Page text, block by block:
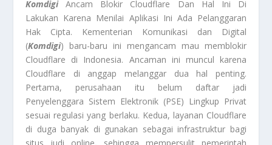
KomdigiAncam Blokir Cloudflare Dan Hal Ini Di
Lakukan Karena Menilai Aplikasi Ini Ada Pelanggaran
Hak Cipta. Kementerian Komunikasi dan Digital
(Komdigi) baru-baru ini mengancam mau memblokir
Cloudflare di Indonesia. Ancaman ini muncul karena
Cloudflare di anggap melanggar dua hal penting.
Pertama, perusahaan itu belum daftar jadi
Penyelenggara Sistem Elektronik (PSE) Lingkup Privat
sesuai regulasi yang berlaku. Kedua, layanan Cloudflare
di duga banyak di gunakan sebagai infrastruktur bagi